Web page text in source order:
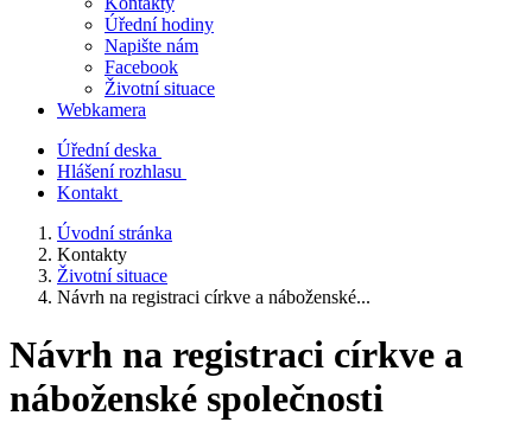
Úřední hodiny
Napište nám
Facebook
Životní situace
Webkamera
Úřední deska
Hlášení rozhlasu
Kontakt
Úvodní stránka
Kontakty
Životní situace
Návrh na registraci církve a náboženské...
Návrh na registraci církve a
náboženské společnosti